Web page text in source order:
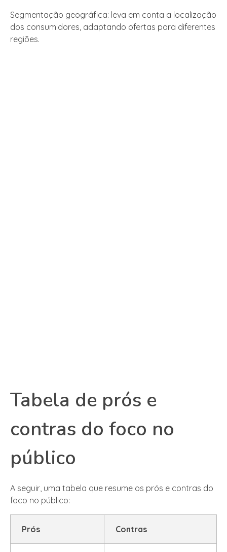
Segmentação geográfica: leva em conta a localização
dos consumidores, adaptando ofertas para diferentes
regiões.
Tabela de prós e
contras do foco no
público
A seguir, uma tabela que resume os prós e contras do
foco no público:
Prós Contras